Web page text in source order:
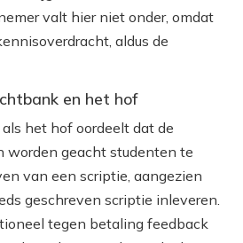
valt hier niet onder, omdat
aldus de
en het hof
het hof oordeelt dat de
worden geacht studenten te
van een scriptie, aangezien
geschreven scriptie inleveren.
tegen betaling feedback